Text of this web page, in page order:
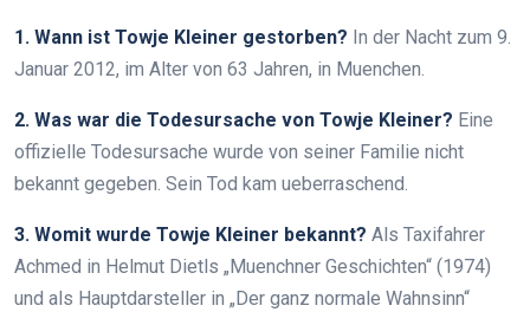
1. Wann ist Towje Kleiner gestorben? In der Nacht zum 9.
Januar 2012, im Alter von 63 Jahren, in Muenchen.
2. Was war die Todesursache von Towje Kleiner? Eine
offizielle Todesursache wurde von seiner Familie nicht
bekannt gegeben. Sein Tod kam ueberraschend.
3. Womit wurde Towje Kleiner bekannt? Als Taxifahrer
Achmed in Helmut Dietls „Muenchner Geschichten“ (1974)
und als Hauptdarsteller in „Der ganz normale Wahnsinn“